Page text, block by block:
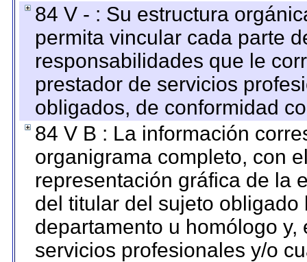
84 V - : Su estructura
permita vincular cada parte
responsabilidades que le
prestador de servicios
obligados, de conformidad
84 V B : La información
organigrama completo, con
representación gráfica de la
del titular del sujeto
departamento u homólogo
servicios profesionales y/o